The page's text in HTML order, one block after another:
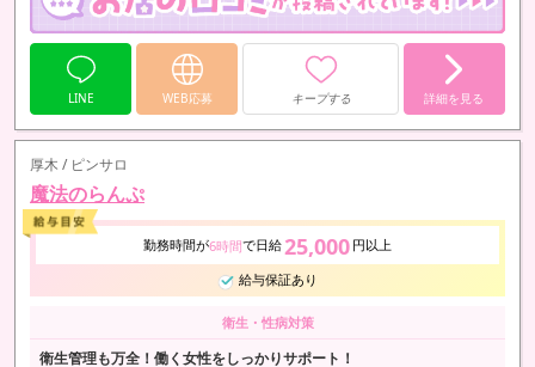
LINE WEB応募 キープする 詳細を見る
厚木 / ピンサロ
魔法のらんぷ
勤務時間が6時間で日給25,000 円以上
給与保証あり
衛生・性病対策
衛生管理も万全！働く女性をしっかりサポート！